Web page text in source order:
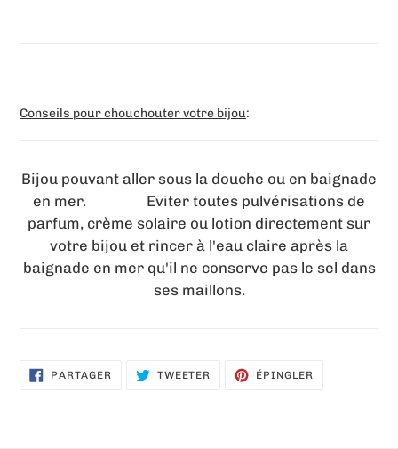
Conseils pour chouchouter votre bijou:
Bijou pouvant aller sous la douche ou en baignade
en mer. Eviter toutes pulvérisations de
parfum, crème solaire ou lotion directement sur
votre bijou et rincer à l'eau claire après la
baignade en mer qu'il ne conserve pas le sel dans
ses maillons.
PARTAGER PARTAGER
SUR
TWEETER TWEETERÉPINGLER